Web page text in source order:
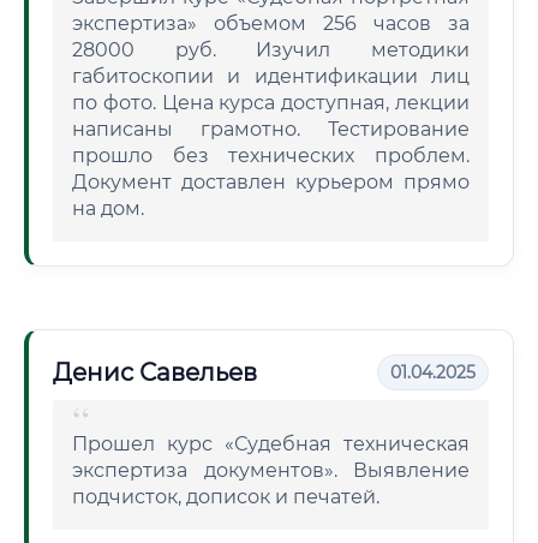
экспертиза» объемом 256 часов за
28000 руб. Изучил методики
габитоскопии и идентификации лиц
по фото. Цена курса доступная, лекции
написаны грамотно. Тестирование
прошло без технических проблем.
Документ доставлен курьером прямо
на дом.
Денис Савельев 01.04.2025
Прошел курс «Судебная техническая
экспертиза документов». Выявление
подчисток, дописок и печатей.